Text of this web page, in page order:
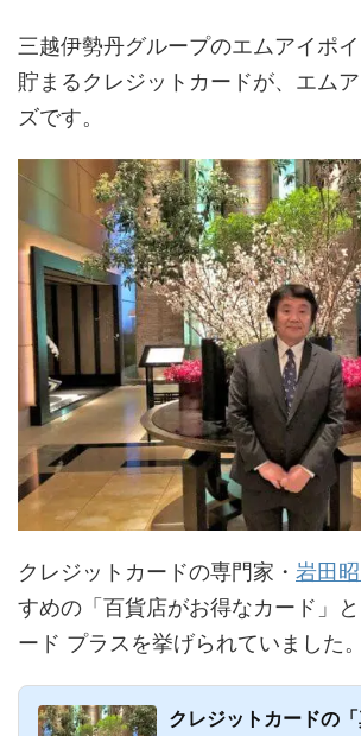
三越伊勢丹グループのエムアイポ
貯まるクレジットカードが、エム
ズです。
クレジットカードの専門家・ 岩田
すめの「百貨店がお得なカード」
ード プラスを挙げられていました。
クレジットカードの